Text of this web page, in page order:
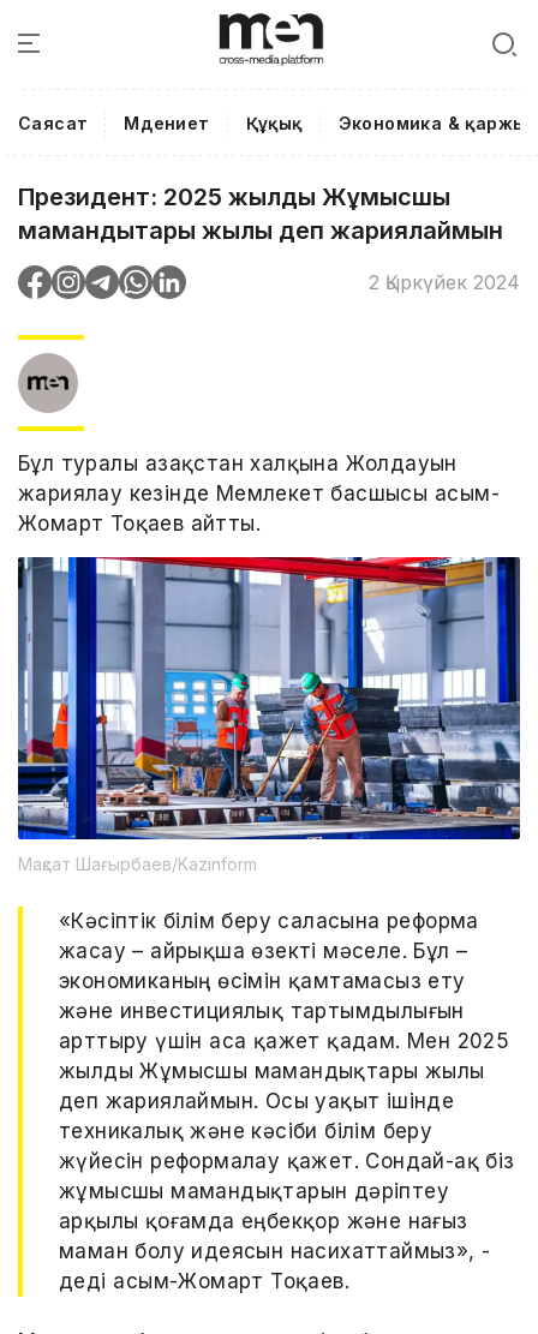
Саясат Мәдениет Құқық Экономика & қаржы
Президент: 2025 жылды Жұмысшы
мамандықтары жылы деп жариялаймын
2 Қыркүйек 2024
Бұл туралы Қазақстан халқына Жолдауын
жариялау кезінде Мемлекет басшысы Қасым-
Жомарт Тоқаев айтты.
Мақсат Шағырбаев/Kazinform
«Кәсіптік білім беру саласына реформа
жасау – айрықша өзекті мәселе. Бұл –
экономиканың өсімін қамтамасыз ету
және инвестициялық тартымдылығын
арттыру үшін аса қажет қадам. Мен 2025
жылды Жұмысшы мамандықтары жылы
деп жариялаймын. Осы уақыт ішінде
техникалық және кәсіби білім беру
жүйесін реформалау қажет. Сондай-ақ біз
жұмысшы мамандықтарын дәріптеу
арқылы қоғамда еңбекқор және нағыз
маман болу идеясын насихаттаймыз», -
деді Қасым-Жомарт Тоқаев.